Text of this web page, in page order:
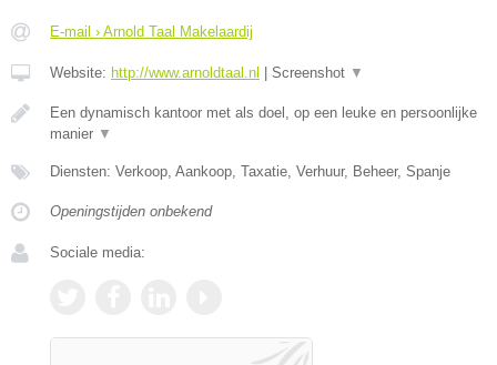
E-mail › Arnold Taal Makelaardij
Website: http://www.arnoldtaal.nl Screenshot ▼
Een dynamisch kantoor met als doel, op een leuke en persoonlijke
manier ▼
Diensten: Verkoop, Aankoop, Taxatie, Verhuur, Beheer, Spanje
Openingstijden onbekend
Sociale media: